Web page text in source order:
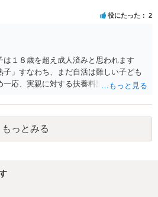
役にたった 2
１８歳を超え成人済みと思われます
」すなわち、まだ自活は難しい子ども
一応、実親に対する扶養料請求として法
当該養育費は実子の進学費用の趣旨も
立大学進学について貴殿が了解したわ
します。 こうした場合には、支払を拒ん
によって強制される可能性は低いとい
ます。
もっとみる